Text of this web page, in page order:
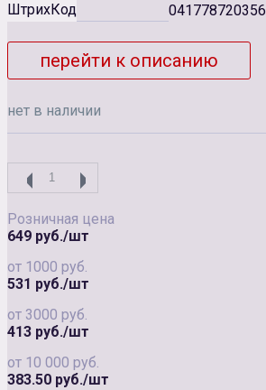
ШтрихКод
041778720356
перейти к описанию
нет в наличии
Розничная цена
649 руб./шт
от 1000 руб.
531 руб./шт
от 3000 руб.
413 руб./шт
от 10 000 руб.
383.50 руб./шт